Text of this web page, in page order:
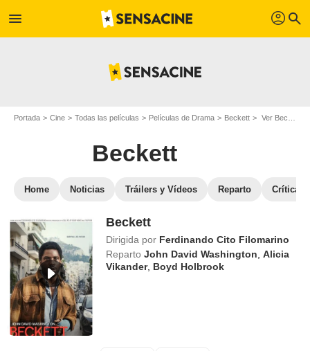
menu profil search
Portada Cine Todas las películas Películas de Drama Beckett Ver Beckett en streaming
Beckett
Home Noticias Tráilers y Vídeos Reparto Críticas
Beckett
Dirigida por Ferdinando Cito Filomarino
Reparto John David Washington ,Alicia
Vikander, Boyd Holbrook